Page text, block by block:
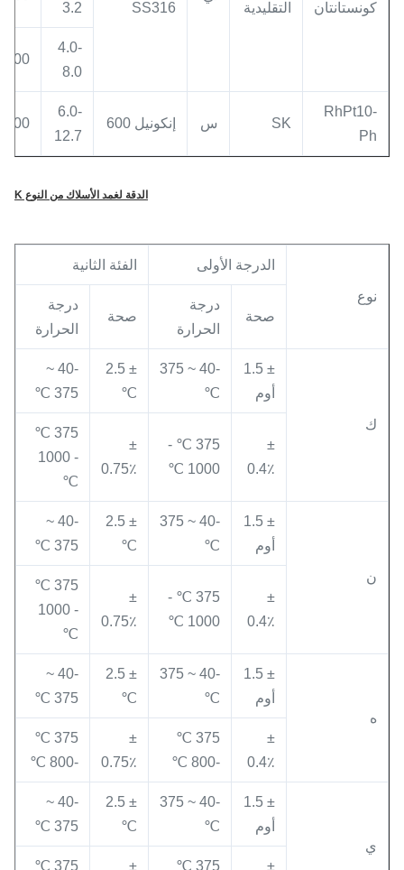
كونستانتان
التقليدية
SS316
3.2
4.0-
8.0
800
RhPt10-
Ph
SK س إنكونيل 600
6.0-
12.7
الدقة لغمد الأسلاك من النوع K
نوع
الدرجة الأولى الفئة الثانية
صحة
درجة
الحرارة
صحة
درجة
الحرارة
ك
± 1.5
أوم
-40 ~ 375
℃
± 2.5
℃
-40 ~
375 ℃
±
0.4٪
375 ℃ -
1000 ℃
±
0.75٪
375 ℃
- 1000
℃
ن
± 1.5
أوم
-40 ~ 375
℃
± 2.5
℃
-40 ~
375 ℃
±
0.4٪
375 ℃ -
1000 ℃
±
0.75٪
375 ℃
- 1000
℃
ه
± 1.5
أوم
-40 ~ 375
℃
± 2.5
℃
-40 ~
375 ℃
±
0.4٪
375 ℃
-800 ℃
±
0.75٪
375 ℃
-800 ℃
ي
± 1.5
أوم
-40 ~ 375
℃
± 2.5
℃
-40 ~
375 ℃
±
375 ℃
±
375 ℃